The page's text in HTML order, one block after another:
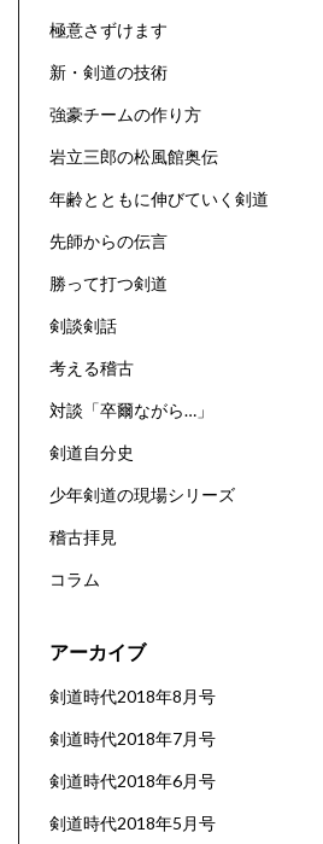
極意さずけます
新・剣道の技術
強豪チームの作り方
岩立三郎の松風館奥伝
年齢とともに伸びていく剣道
先師からの伝言
勝って打つ剣道
剣談剣話
考える稽古
対談「卒爾ながら…」
剣道自分史
少年剣道の現場シリーズ
稽古拝見
コラム
アーカイブ
剣道時代2018年8月号
剣道時代2018年7月号
剣道時代2018年6月号
剣道時代2018年5月号